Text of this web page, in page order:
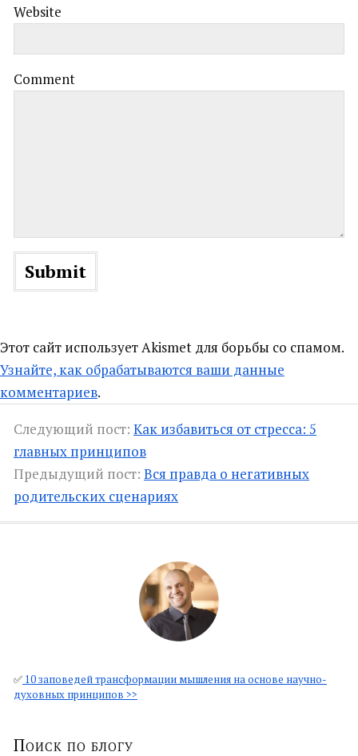
Website
Comment
Этот сайт использует Akismet для борьбы со спамом.
Узнайте, как обрабатываются ваши данные
комментариев.
Следующий пост: Как избавиться от стресса: 5
главных принципов
Предыдущий пост: Вся правда о негативных
родительских сценариях
✅ 10 заповедей трансформации мышления на основе научно-
духовных принципов >>
Поиск по блогу